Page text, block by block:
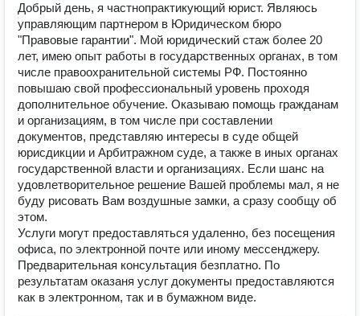
Добрый день, я частнопрактикующий юрист. Являюсь
управляющим партнером в Юридическом бюро
"Правовые гарантии". Мой юридический стаж более 20
лет, имею опыт работы в государственных органах, в том
числе правоохранительной системы РФ. Постоянно
повышаю свой профессиональный уровень проходя
дополнительное обучение. Оказываю помощь гражданам
и организациям, в том числе при составлении
документов, представляю интересы в суде общей
юрисдикции и Арбитражном суде, а также в иных органах
государственной власти и организациях. Если шанс на
удовлетворительное решение Вашей проблемы мал, я не
буду рисовать Вам воздушные замки, а сразу сообщу об
этом.
Услуги могут предоставляться удаленно, без посещения
офиса, по электронной почте или иному мессенджеру.
Предварительная консультация безплатно. По
результатам оказаня услуг документы предоставляются
как в электронном, так и в бумажном виде.